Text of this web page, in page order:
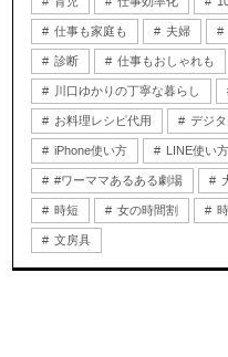
仕事も家庭も 夫婦
診断 仕事もおしゃれも
川口ゆかりの丁寧な暮らし
お料理レシピ代用 デジ
iPhone使い方 LINE使い方
#ワーママあるある劇場
時短 女の時間割
文房具